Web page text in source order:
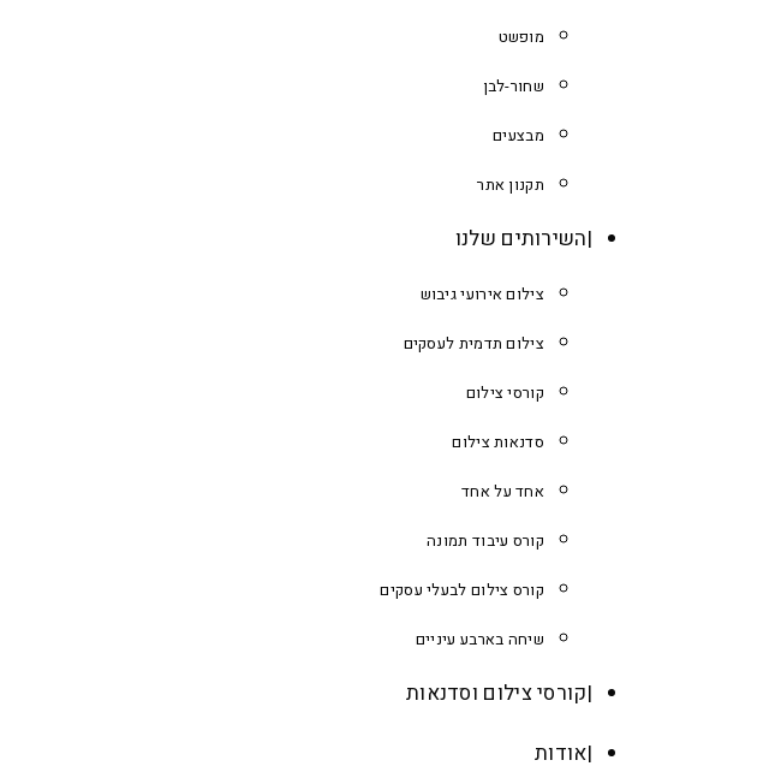
מופשט
שחור-לבן
מבצעים
תקנון אתר
השירותים שלנו
צילום אירועי גיבוש
צילום תדמית לעסקים
קורסי צילום
סדנאות צילום
אחד על אחד
קורס עיבוד תמונה
קורס צילום לבעלי עסקים
שיחה בארבע עיניים
קורסי צילום וסדנאות
אודות